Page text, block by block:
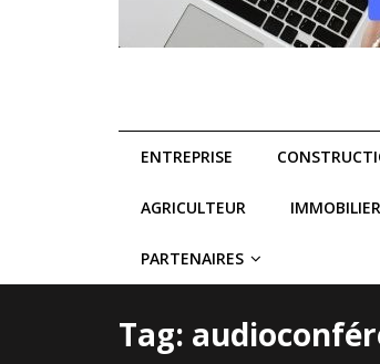
ENTREPRISE
AGRICULTEUR IMMOBILIER
PARTENAIRES
Tag: